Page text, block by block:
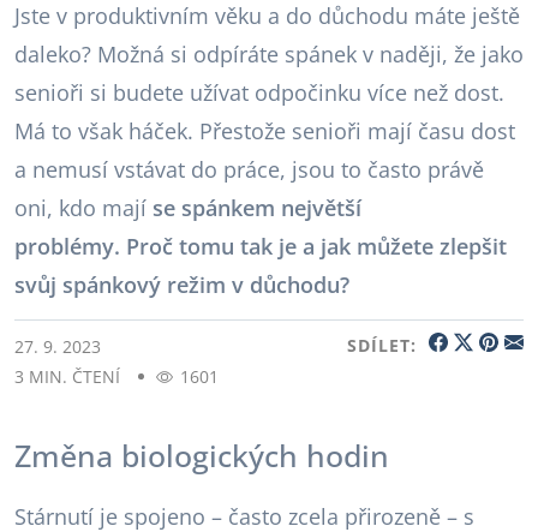
Jste v produktivním věku a do důchodu máte ještě
daleko? Možná si odpíráte spánek v naději, že jako
senioři si budete užívat odpočinku více než dost.
Má to však háček. Přestože senioři mají času dost
a nemusí vstávat do práce, jsou to často právě
oni, kdo mají se spánkem největší
problémy. Proč tomu tak je a jak můžete zlepšit
svůj spánkový režim v důchodu?
27. 9. 2023
3 MIN. ČTENÍ
1601
SDÍLET:
Změna biologických hodin
Stárnutí je spojeno – často zcela přirozeně – s